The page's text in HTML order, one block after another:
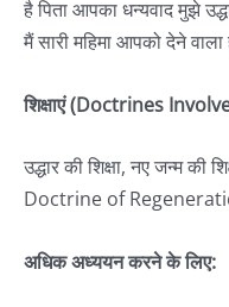
है पिता आपका धन्यवाद मुझे
मैं सारी महिमा आपको देने
शिक्षाएं (Doctrines
उद्धार की शिक्षा, नए जन्म
Doctrine of
अधिक अध्ययन करने के लिए: